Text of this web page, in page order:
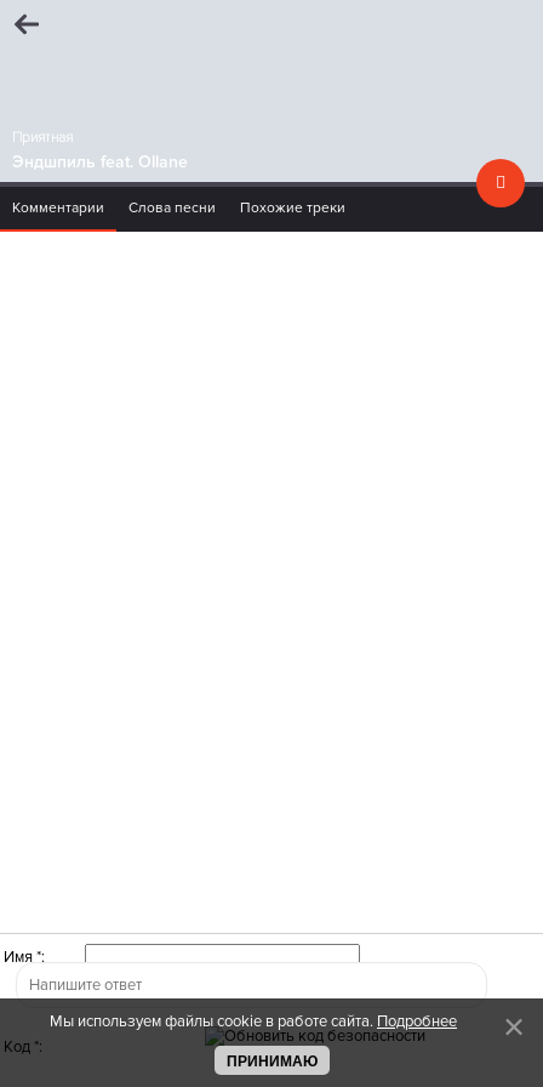
Приятная
Эндшпиль feat. Ollane
Комментарии Слова песни Похожие треки
Имя *:
Код *:
Мы используем файлы cookie в работе сайта. Подробнее
ПРИНИМАЮ